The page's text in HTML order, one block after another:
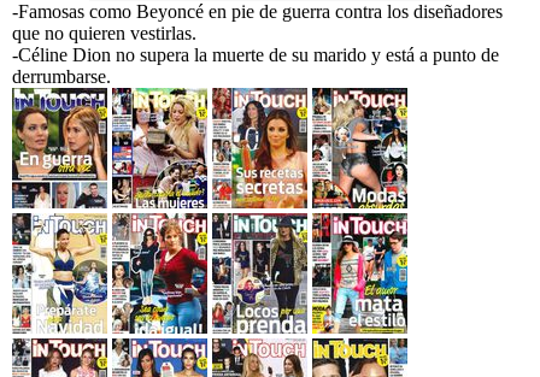
-Famosas como Beyoncé en pie de guerra contra los diseñadores
que no quieren vestirlas.
-Céline Dion no supera la muerte de su marido y está a punto de
derrumbarse.